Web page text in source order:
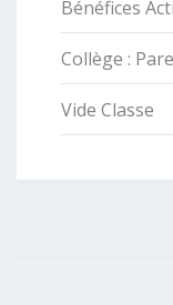
Bénéfices
Collège :
Vide Classe